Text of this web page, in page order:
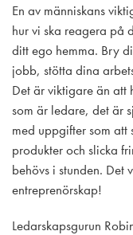
En av människans
hur vi ska reagera på
ditt ego hemma. Bry
jobb, stötta dina
Det är viktigare än att
som är ledare, det är
med uppgifter som
produkter och slicka
behövs i stunden. Det
entreprenörskap!
Ledarskapsgurun